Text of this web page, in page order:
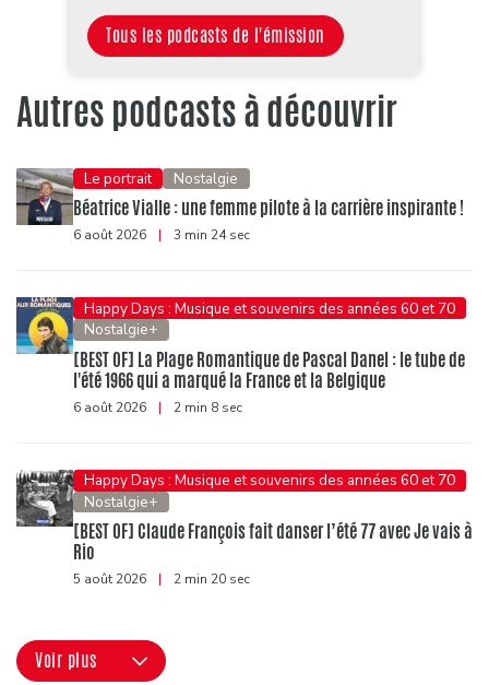
Tous les podcasts de l'émission
Autres podcasts à découvrir
Le portrait Nostalgie
Béatrice Vialle : une femme pilote à la carrière inspirante !
6 août 2026 | 3 min 24 sec
Happy Days : Musique et souvenirs des années 60 et 70
Nostalgie+
[BEST OF] La Plage Romantique de Pascal Danel : le tube de
l'été 1966 qui a marqué la France et la Belgique
6 août 2026 | 2 min 8 sec
Happy Days : Musique et souvenirs des années 60 et 70
Nostalgie+
[BEST OF] Claude François fait danser l’été 77 avec Je vais à
Rio
5 août 2026 | 2 min 20 sec
Voir plus